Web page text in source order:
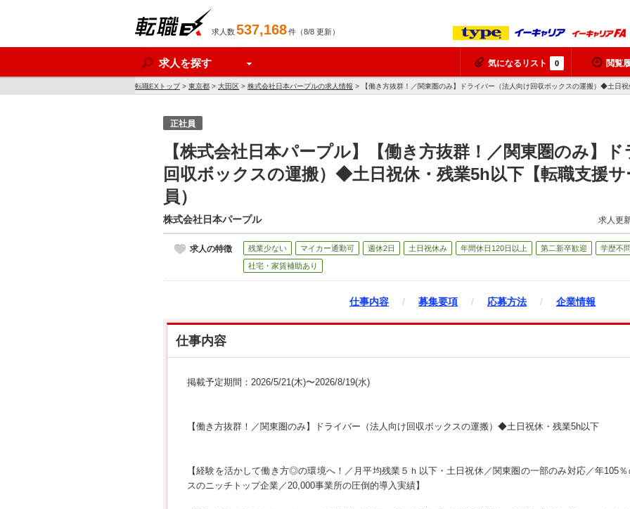
求人数537,168件（8/8 更新）
求人を探す 気になるリスト 0 閲覧
転職EXトップ> 東京都 > 大田区 > 株式会社日本パープルの求人情報 > 【働き方抜群！／関東圏のみ】ドライバー（法人向け回収ボックスの運搬）◆土日
正社員
【株式会社日本パープル】【働き方抜群！／関東圏のみ】
回収ボックスの運搬）◆土日祝休・残業5h以下【転職支援
員）
株式会社日本パープル 求人更
求人の特徴 残業少ない マイカー通勤可 週休2日 土日祝休み 年間休日120日以上 第二新卒歓迎 学歴不
社宅・家賃補助あり
仕事内容 / 募集要項 / 応募方法 / 企業情報
仕事内容
掲載予定期間：2026/5/21(木)〜2026/8/19(水)
【働き方抜群！／関東圏のみ】ドライバー（法人向け回収ボックスの運搬）◆土日祝休・残業5h以下
【経験を活かして働き方◎の環境へ！／月平均残業５ｈ以下・土日祝休／関東圏の一部のみ対応／年105
スのニッチトップ企業／20,000事業所の圧倒的導入実績】